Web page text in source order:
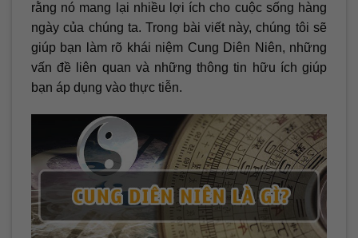
rằng nó mang lại nhiều lợi ích cho cuộc sống hàng
ngày của chúng ta. Trong bài viết này, chúng tôi sẽ
giúp bạn làm rõ khái niệm Cung Diên Niên, những
vấn đề liên quan và những thông tin hữu ích giúp
bạn áp dụng vào thực tiễn.